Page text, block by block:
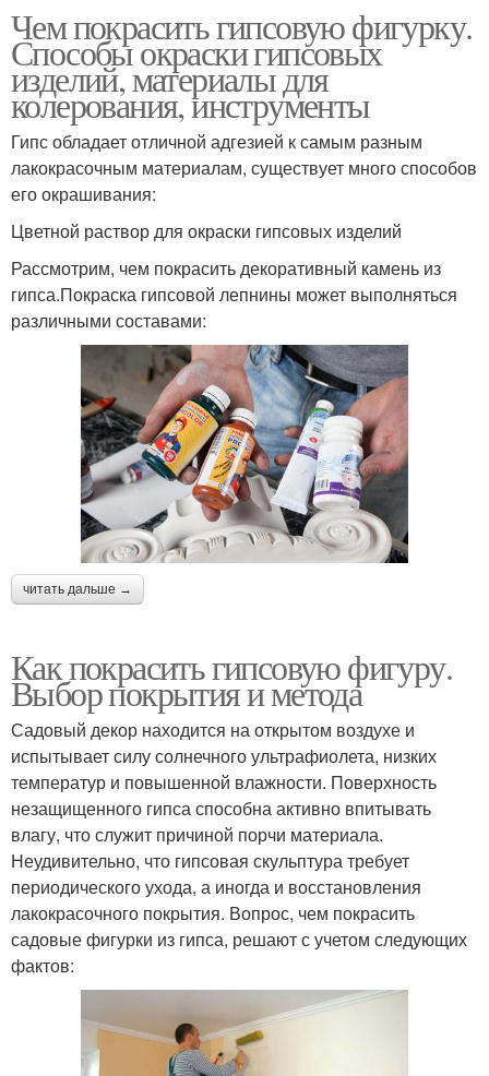
Чем покрасить гипсовую фигурку.
Способы окраски гипсовых
изделий, материалы для
колерования, инструменты
Гипс обладает отличной адгезией к самым разным
лакокрасочным материалам, существует много способов
его окрашивания:
Цветной раствор для окраски гипсовых изделий
Рассмотрим, чем покрасить декоративный камень из
гипса.Покраска гипсовой лепнины может выполняться
различными составами:
читать дальше →
Как покрасить гипсовую фигуру.
Выбор покрытия и метода
Садовый декор находится на открытом воздухе и
испытывает силу солнечного ультрафиолета, низких
температур и повышенной влажности. Поверхность
незащищенного гипса способна активно впитывать
влагу, что служит причиной порчи материала.
Неудивительно, что гипсовая скульптура требует
периодического ухода, а иногда и восстановления
лакокрасочного покрытия. Вопрос, чем покрасить
садовые фигурки из гипса, решают с учетом следующих
фактов: